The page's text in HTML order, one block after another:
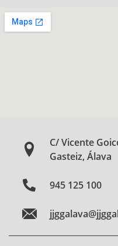
C/ Vicente
Gasteiz, Álava
945 125 100